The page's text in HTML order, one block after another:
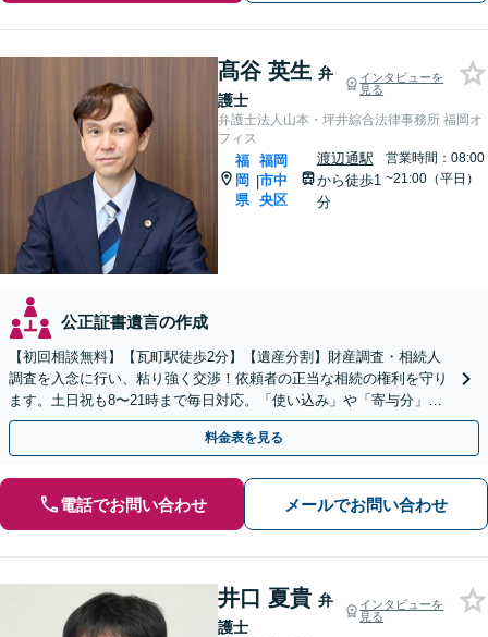
髙谷 英生 弁
護士
インタビューを
見る
弁護士法人山本・坪井綜合法律事務所 福岡オ
フィス
福
岡
県
|
福岡
市中
央区
渡辺通駅
から徒歩1
分
営業時間：08:00
~21:00（平日）
公正証書遺言の作成
【初回相談無料】【瓦町駅徒歩2分】【遺産分割】財産調査・相続人
調査を入念に行い、粘り強く交渉！依頼者の正当な相続の権利を守り
ます。土日祝も8〜21時まで毎日対応。「使い込み」や「寄与分」の
調査もお任せください！【遺言書作成や相続放棄も対応】
料金表を見る
電話でお問い合わせ メールでお問い合わせ
井口 夏貴 弁
護士
インタビューを
見る